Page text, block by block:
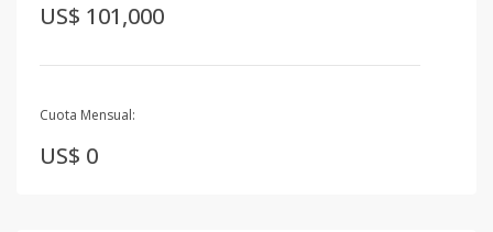
US$ 101,000
Cuota Mensual:
US$ 0